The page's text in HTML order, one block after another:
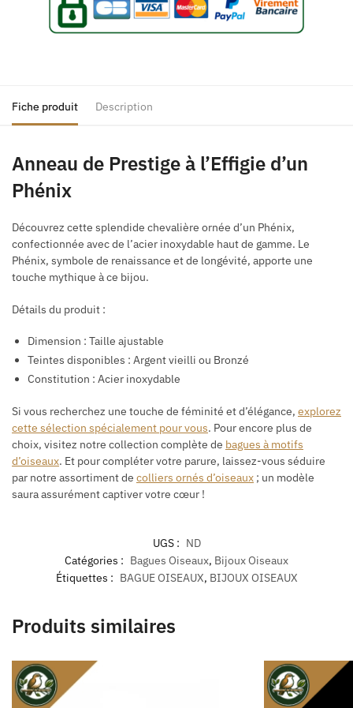
Fiche produit Description
Anneau de Prestige à l’Effigie d’un
Phénix
Découvrez cette splendide chevalière ornée d’un Phénix,
confectionnée avec de l’acier inoxydable haut de gamme. Le
Phénix, symbole de renaissance et de longévité, apporte une
touche mythique à ce bijou.
Détails du produit :
Dimension : Taille ajustable
Teintes disponibles : Argent vieilli ou Bronzé
Constitution : Acier inoxydable
Si vous recherchez une touche de féminité et d’élégance, explorez
cette sélection spécialement pour vous. Pour encore plus de
choix, visitez notre collection complète de bagues à motifs
d’oiseaux. Et pour compléter votre parure, laissez-vous séduire
par notre assortiment de colliers ornés d’oiseaux ; un modèle
saura assurément captiver votre cœur !
UGS : ND
Catégories : Bagues Oiseaux, Bijoux Oiseaux
Étiquettes : BAGUE OISEAUX, BIJOUX OISEAUX
Produits similaires